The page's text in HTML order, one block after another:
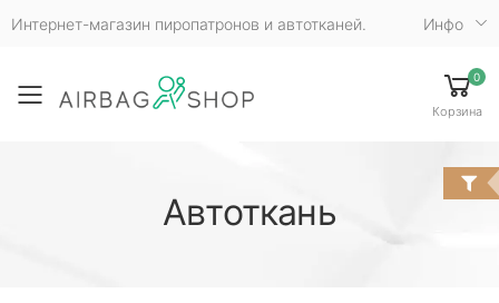
Интернет-магазин пиропатронов и автотканей. Инфо
Toggle mobile menu
0
Корзина
Автоткань